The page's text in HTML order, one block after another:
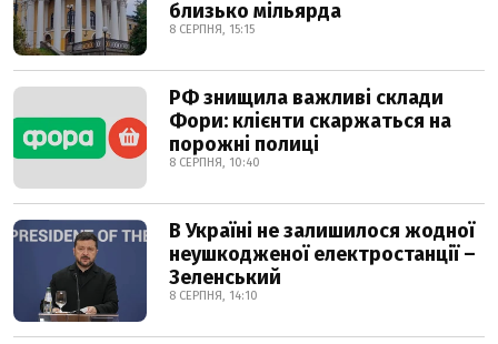
близько мільярда
8 СЕРПНЯ, 15:15
РФ знищила важливі склади
Фори: клієнти скаржаться на
порожні полиці
8 СЕРПНЯ, 10:40
В Україні не залишилося жодної
неушкодженої електростанції –
Зеленський
8 СЕРПНЯ, 14:10